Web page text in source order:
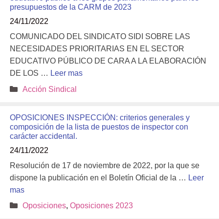
presupuestos de la CARM de 2023
24/11/2022
COMUNICADO DEL SINDICATO SIDI SOBRE LAS
NECESIDADES PRIORITARIAS EN EL SECTOR
EDUCATIVO PÚBLICO DE CARA A LA ELABORACIÓN
DE LOS … Leer mas
Categorías
Acción Sindical
OPOSICIONES INSPECCIÓN: criterios generales y
composición de la lista de puestos de inspector con
carácter accidental.
24/11/2022
Resolución de 17 de noviembre de 2022, por la que se
dispone la publicación en el Boletín Oficial de la … Leer
mas
Categorías
Oposiciones, Oposiciones 2023